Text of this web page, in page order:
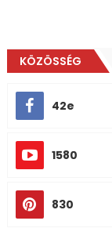
KÖZÖSSÉG
42e
1580
830